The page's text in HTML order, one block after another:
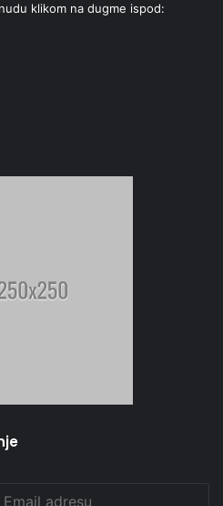
klikom na dugme ispod: